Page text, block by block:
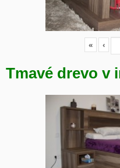
« ‹
Tmavé drevo v